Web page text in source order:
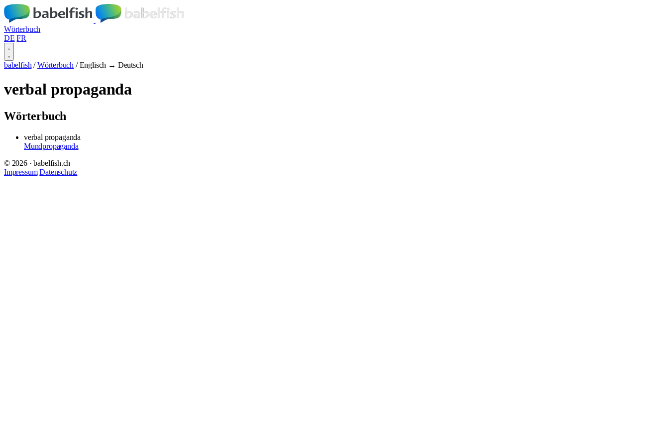
Wörterbuch
DE FR
babelfish / Wörterbuch / Englisch → Deutsch
verbal propaganda
Wörterbuch
verbal propaganda
Mundpropaganda
© 2026 · babelfish.ch
Impressum Datenschutz